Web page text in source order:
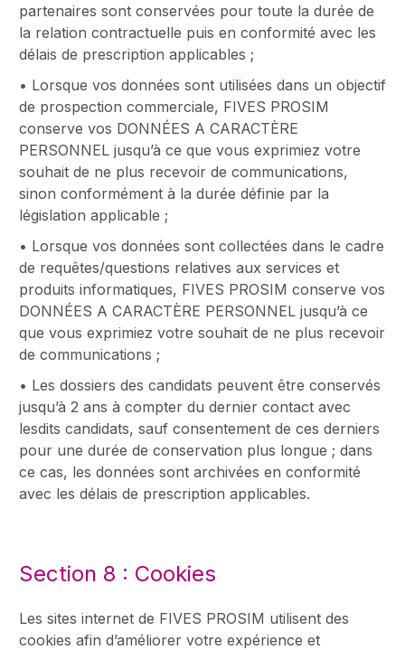
partenaires sont conservées pour toute la durée de
la relation contractuelle puis en conformité avec les
délais de prescription applicables ;
• Lorsque vos données sont utilisées dans un objectif
de prospection commerciale, FIVES PROSIM
conserve vos DONNÉES A CARACTÈRE
PERSONNEL jusqu’à ce que vous exprimiez votre
souhait de ne plus recevoir de communications,
sinon conformément à la durée définie par la
législation applicable ;
• Lorsque vos données sont collectées dans le cadre
de requêtes/questions relatives aux services et
produits informatiques, FIVES PROSIM conserve vos
DONNÉES A CARACTÈRE PERSONNEL jusqu’à ce
que vous exprimiez votre souhait de ne plus recevoir
de communications ;
• Les dossiers des candidats peuvent être conservés
jusqu’à 2 ans à compter du dernier contact avec
lesdits candidats, sauf consentement de ces derniers
pour une durée de conservation plus longue ; dans
ce cas, les données sont archivées en conformité
avec les délais de prescription applicables.
Section 8 : Cookies
Les sites internet de FIVES PROSIM utilisent des
cookies afin d’améliorer votre expérience et